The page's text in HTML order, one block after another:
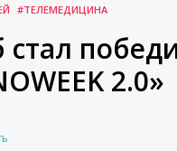
#ТЕЛЕМЕДИЦИНА
2.0»